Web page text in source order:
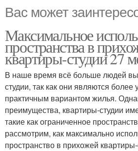
Вас может
Максимальное
пространства в
квартиры-студии 27
В наше время всё больше людей
студии, так как они являются более
практичным вариантом жилья.
преимущества, квартиры-студии
такие как ограниченное
рассмотрим, как максимально
пространство в прихожей